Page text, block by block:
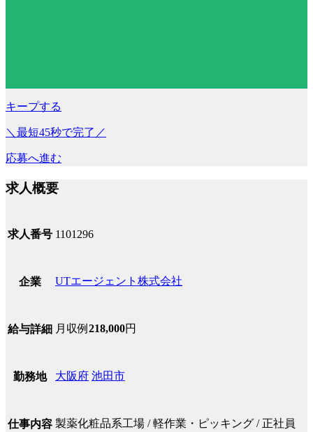
キープする
＼最短45秒で完了／
応募へ進む
求人概要
求人番号 1101296
企業 UTエージェント株式会社
給与詳細 月収例 218,000円
勤務地 大阪府 池田市
仕事内容 製薬化粧品系工場 / 軽作業・ピッキング / 正社員